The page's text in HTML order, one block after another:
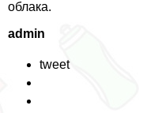
облака.
admin
tweet